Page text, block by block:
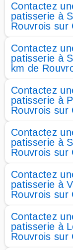
Contactez
patisserie à
Rouvrois sur
Contactez
patisserie à
km de
Contactez
patisserie à
Rouvrois sur
Contactez
patisserie à
Rouvrois sur
Contactez
patisserie à
Rouvrois sur
Contactez
patisserie à
Rouvrois sur